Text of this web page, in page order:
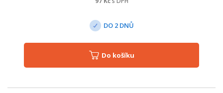
DO 2 DNŮ
Do košíku